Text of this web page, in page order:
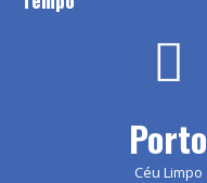
Porto
Céu Limpo